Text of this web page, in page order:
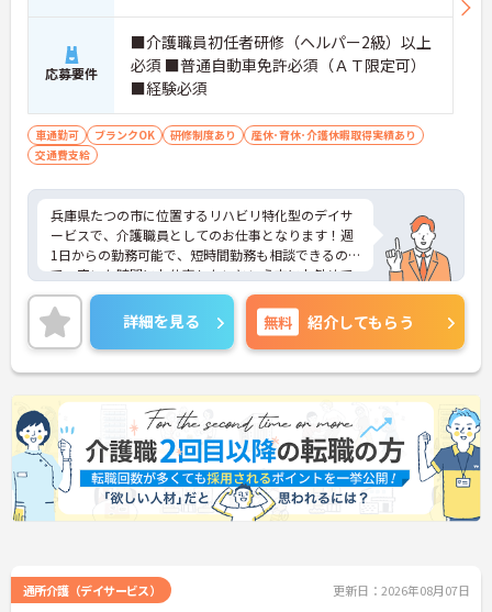
応募要件
■介護職員初任者研修（ヘルパー2級）以上
必須 ■普通自動車免許必須（ＡＴ限定可）
■経験必須
車通勤可 ブランクOK 研修制度あり
産休･育休･介護休暇取得実績あり
交通費支給
兵庫県たつの市に位置するリハビリ特化型のデイサ
ービスで、介護職員としてのお仕事となります！週
1日からの勤務可能で、短時間勤務も相談できるの
で、空いた時間にお仕事したいという方にお勧めで
す！託児所があったり、育児休業を取得できたり
と、お子様がいらっしゃる方でも、安心してお仕事
できる環境が備わっております！ご興味ある方は面
接ポイントをお伝えしますので、お気軽にお問い合
わせください♪
詳細を見る 無料 紹介してもらう
通所介護（デイサービス） 更新日：2026年08月07日